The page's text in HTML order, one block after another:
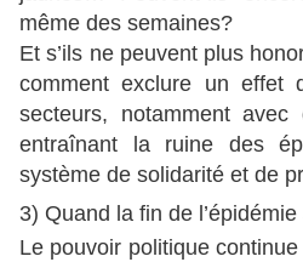
même des semaines?
Et s’ils ne peuvent plus
comment exclure un effet
secteurs, notamment avec
entraînant la ruine des
système de solidarité et de
3) Quand la fin de
Le pouvoir politique